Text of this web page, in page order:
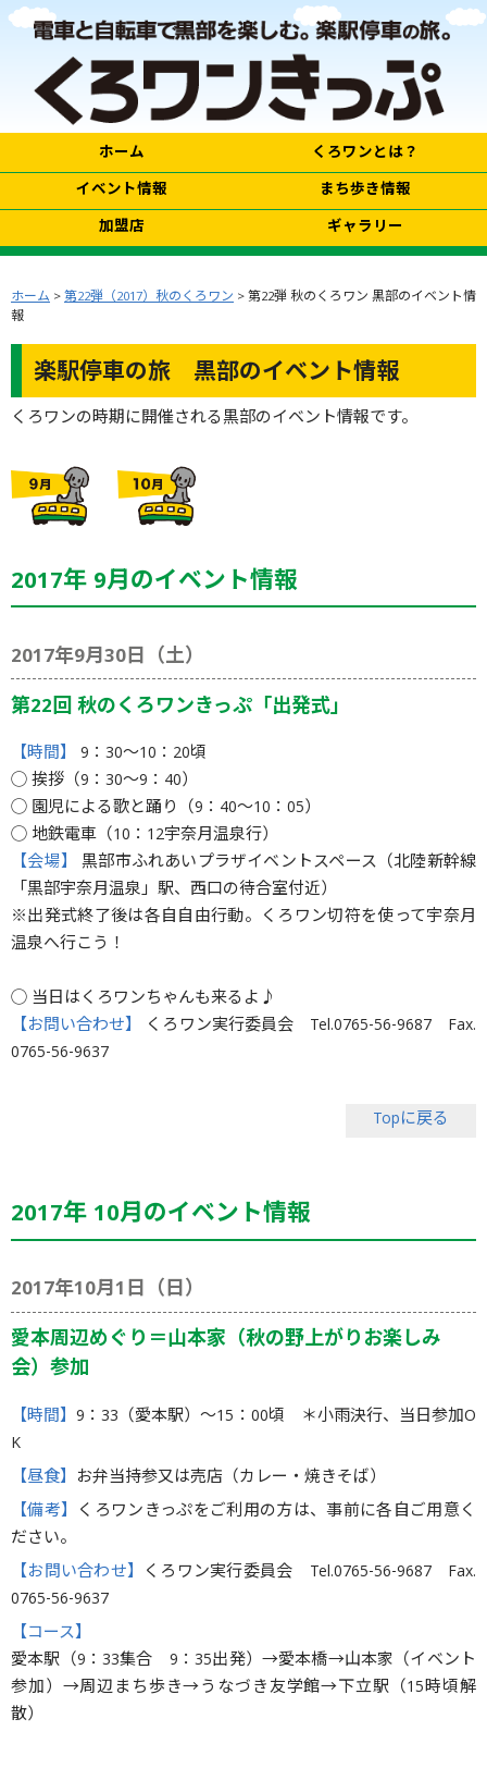
ホーム
くろワンとは？
イベント情報
まち歩き情報
加盟店
ギャラリー
ホーム >第22弾（2017）秋のくろワン > 第22弾 秋のくろワン 黒部のイベント情
報
楽駅停車の旅 黒部のイベント情報
くろワンの時期に開催される黒部のイベント情報です。
2017年 9月のイベント情報
2017年9月30日（土）
第22回 秋のくろワンきっぷ「出発式」
【時間】 9：30〜10：20頃
◯ 挨拶（9：30〜9：40）
◯ 園児による歌と踊り（9：40〜10：05）
◯ 地鉄電車（10：12宇奈月温泉行）
【会場】 黒部市ふれあいプラザイベントスペース（北陸新幹線
「黒部宇奈月温泉」駅、西口の待合室付近）
※出発式終了後は各自自由行動。くろワン切符を使って宇奈月
温泉へ行こう！
◯ 当日はくろワンちゃんも来るよ♪
【お問い合わせ】
くろワン実行委員会 Tel.0765-56-9687 Fax.
0765-56-9637
Topに戻る
2017年 10月のイベント情報
2017年10月1日（日）
愛本周辺めぐり＝山本家（秋の野上がりお楽しみ
会）参加
【時間】9：33（愛本駅）〜15：00頃 ＊小雨決行、当日参加O
K
【昼食】 お弁当持参又は売店（カレー・焼きそば）
【備考】 くろワンきっぷをご利用の方は、事前に各自ご用意く
ださい。
【お問い合わせ】 くろワン実行委員会 Tel.0765-56-9687 Fax.
0765-56-9637
【コース】
愛本駅（9：33集合 9：35出発）→愛本橋→山本家（イベント
参加）→周辺まち歩き→うなづき友学館→下立駅（15時頃解
散）